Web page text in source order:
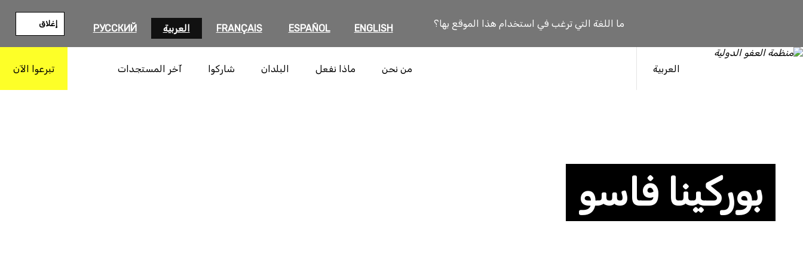
ما اللغة التي ترغب في استخدام هذا الموقع بها؟ ENGLISH
ESPAÑOL
FRANÇAIS العربية РУССКИЙ إغلاق
العربية من نحن ماذا نفعل البلدان شاركوا آخر المستجدات تبرعوا الآن
بوركينا فاسو